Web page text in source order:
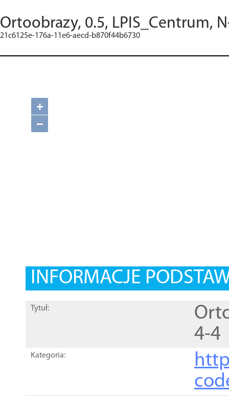
Ortoobrazy, 0.5, LPIS_Centrum,
21c6125e-176a-11e6-aecd-b870f44b6730
+
−
INFORMACJE
Tytuł:
4-4
Kategoria: